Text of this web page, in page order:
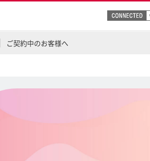
ご契約中のお客様へ